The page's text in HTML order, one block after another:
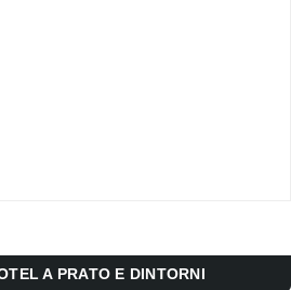
A PRATO E DINTORNI